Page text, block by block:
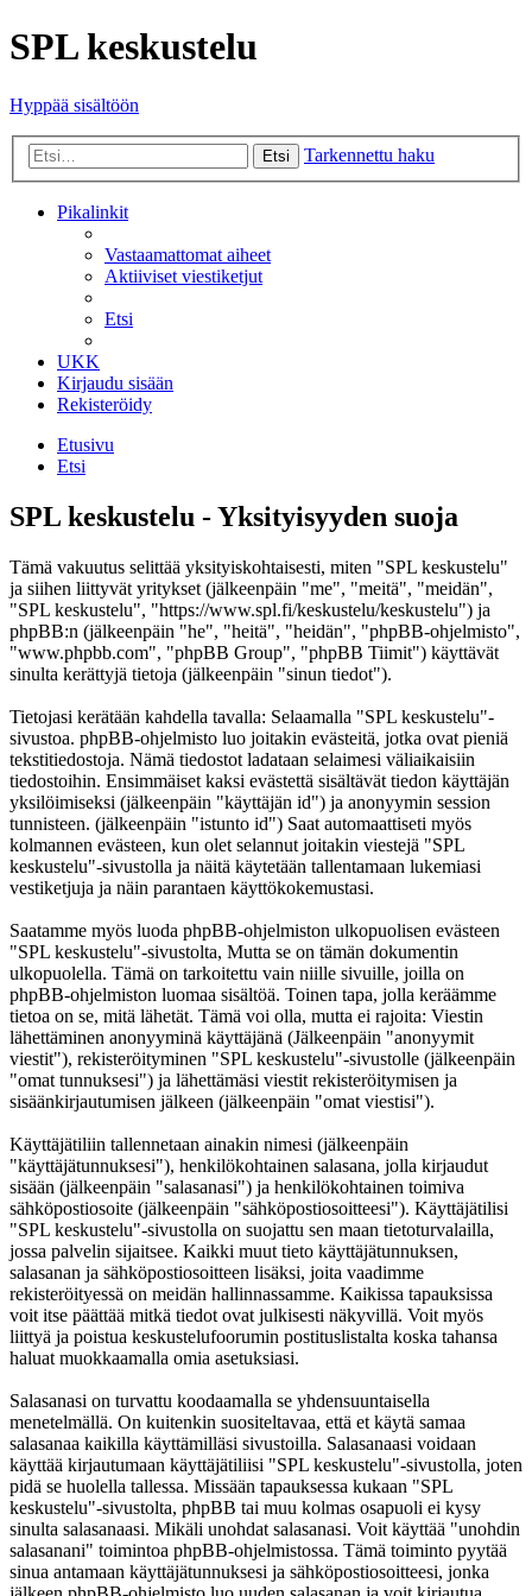
SPL keskustelu
Hyppää sisältöön
Etsi Tarkennettu haku
Pikalinkit
Vastaamattomat aiheet
Aktiiviset viestiketjut
Etsi
UKK
Kirjaudu sisään
Rekisteröidy
Etusivu
Etsi
SPL keskustelu - Yksityisyyden suoja
Tämä vakuutus selittää yksityiskohtaisesti, miten "SPL keskustelu"
ja siihen liittyvät yritykset (jälkeenpäin "me", "meitä", "meidän",
"SPL keskustelu", "https://www.spl.fi/keskustelu/keskustelu") ja
phpBB:n (jälkeenpäin "he", "heitä", "heidän", "phpBB-ohjelmisto",
"www.phpbb.com", "phpBB Group", "phpBB Tiimit") käyttävät
sinulta kerättyjä tietoja (jälkeenpäin "sinun tiedot").
Tietojasi kerätään kahdella tavalla: Selaamalla "SPL keskustelu"-
sivustoa. phpBB-ohjelmisto luo joitakin evästeitä, jotka ovat pieniä
tekstitiedostoja. Nämä tiedostot ladataan selaimesi väliaikaisiin
tiedostoihin. Ensimmäiset kaksi evästettä sisältävät tiedon käyttäjän
yksilöimiseksi (jälkeenpäin "käyttäjän id") ja anonyymin session
tunnisteen. (jälkeenpäin "istunto id") Saat automaattiseti myös
kolmannen evästeen, kun olet selannut joitakin viestejä "SPL
keskustelu"-sivustolla ja näitä käytetään tallentamaan lukemiasi
vestiketjuja ja näin parantaen käyttökokemustasi.
Saatamme myös luoda phpBB-ohjelmiston ulkopuolisen evästeen
"SPL keskustelu"-sivustolta, Mutta se on tämän dokumentin
ulkopuolella. Tämä on tarkoitettu vain niille sivuille, joilla on
phpBB-ohjelmiston luomaa sisältöä. Toinen tapa, jolla keräämme
tietoa on se, mitä lähetät. Tämä voi olla, mutta ei rajoita: Viestin
lähettäminen anonyyminä käyttäjänä (Jälkeenpäin "anonyymit
viestit"), rekisteröityminen "SPL keskustelu"-sivustolle (jälkeenpäin
"omat tunnuksesi") ja lähettämäsi viestit rekisteröitymisen ja
sisäänkirjautumisen jälkeen (jälkeenpäin "omat viestisi").
Käyttäjätiliin tallennetaan ainakin nimesi (jälkeenpäin
"käyttäjätunnuksesi"), henkilökohtainen salasana, jolla kirjaudut
sisään (jälkeenpäin "salasanasi") ja henkilökohtainen toimiva
sähköpostiosoite (jälkeenpäin "sähköpostiosoitteesi"). Käyttäjätilisi
"SPL keskustelu"-sivustolla on suojattu sen maan tietoturvalailla,
jossa palvelin sijaitsee. Kaikki muut tieto käyttäjätunnuksen,
salasanan ja sähköpostiosoitteen lisäksi, joita vaadimme
rekisteröityessä on meidän hallinnassamme. Kaikissa tapauksissa
voit itse päättää mitkä tiedot ovat julkisesti näkyvillä. Voit myös
liittyä ja poistua keskustelufoorumin postituslistalta koska tahansa
haluat muokkaamalla omia asetuksiasi.
Salasanasi on turvattu koodaamalla se yhdensuuntaisella
menetelmällä. On kuitenkin suositeltavaa, että et käytä samaa
salasanaa kaikilla käyttämilläsi sivustoilla. Salasanaasi voidaan
käyttää kirjautumaan käyttäjätiliisi "SPL keskustelu"-sivustolla, joten
pidä se huolella tallessa. Missään tapauksessa kukaan "SPL
keskustelu"-sivustolta, phpBB tai muu kolmas osapuoli ei kysy
sinulta salasanaasi. Mikäli unohdat salasanasi. Voit käyttää "unohdin
salasanani" toimintoa phpBB-ohjelmistossa. Tämä toiminto pyytää
sinua antamaan käyttäjätunnuksesi ja sähköpostiosoitteesi, jonka